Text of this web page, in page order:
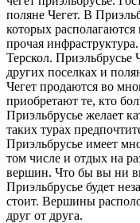
поляне Чегет. В
которых
прочая
Терскол. Приэльбрусье
других поселках и
Чегет продаются во
приобретают те, кто
Приэльбрусье желает
таких турах
Приэльбрусье имеет
том числе и отдых на
вершин. Что бы вы ни
Приэльбрусье будет
стоит. Вершины
друг от друга.